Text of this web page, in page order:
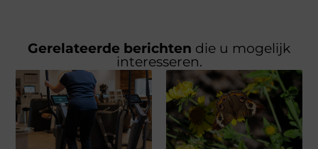
Gerelateerde berichten die u mogelijk
interesseren.